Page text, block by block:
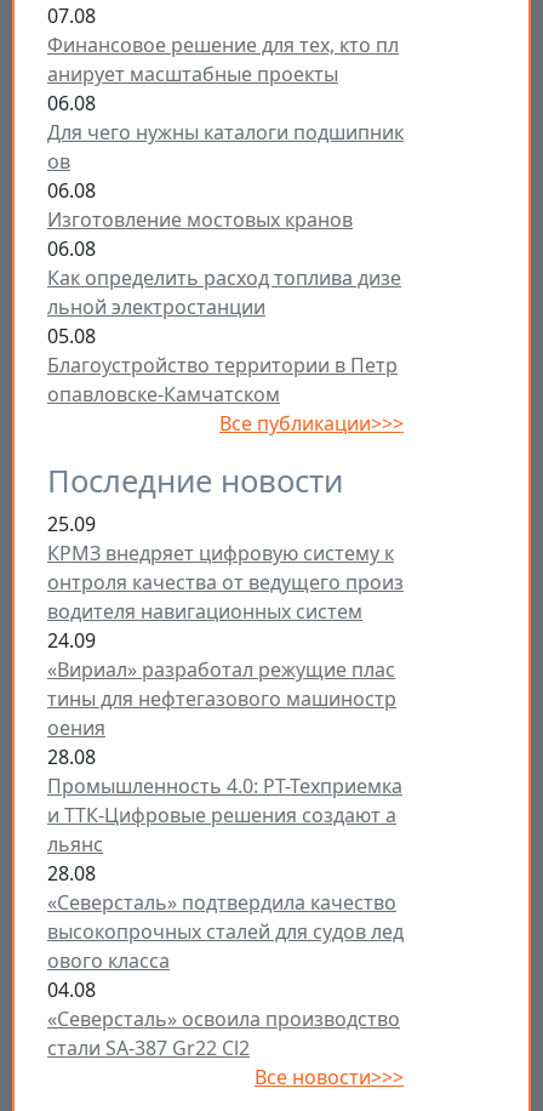
07.08
Финансовое решение для тех, кто пл
анирует масштабные проекты
06.08
Для чего нужны каталоги подшипник
ов
06.08
Изготовление мостовых кранов
06.08
Как определить расход топлива дизе
льной электростанции
05.08
Благоустройство территории в Петр
опавловске-Камчатском
Все публикации>>>
Последние новости
25.09
КРМЗ внедряет цифровую систему к
онтроля качества от ведущего произ
водителя навигационных систем
24.09
«Вириал» разработал режущие плас
тины для нефтегазового машиностр
оения
28.08
Промышленность 4.0: РТ-Техприемка
и ТТК-Цифровые решения создают а
льянс
28.08
«Северсталь» подтвердила качество
высокопрочных сталей для судов лед
ового класса
04.08
«Северсталь» освоила производство
стали SA-387 Gr22 Cl2
Все новости>>>